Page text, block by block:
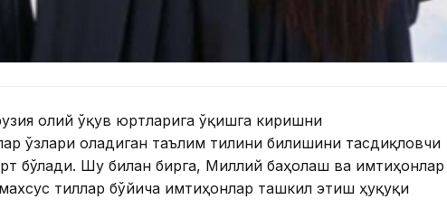
олий ўқув юртларига ўқишга киришни
ўзлари оладиган таълим тилини билишини тасдиқловчи
бўлади. Шу билан бирга, Миллий баҳолаш ва имтиҳонлар
тиллар бўйича имтиҳонлар ташкил этиш ҳуқуқи